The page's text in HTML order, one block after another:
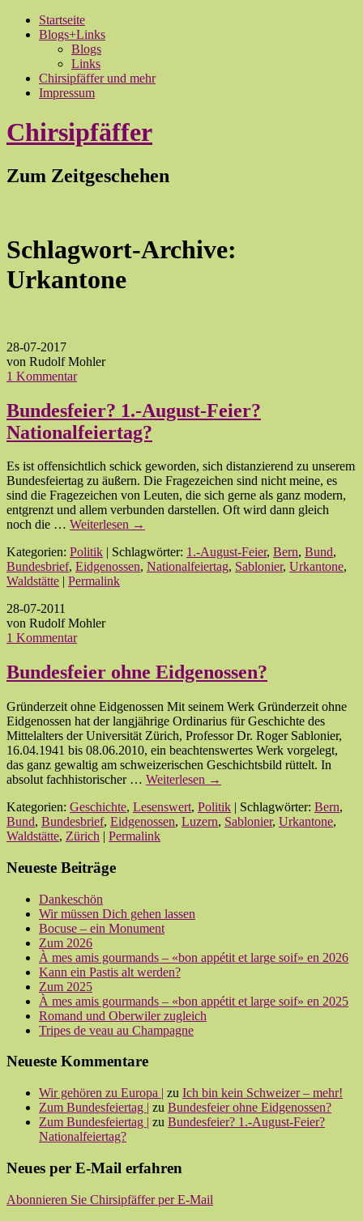
Startseite
Blogs+Links
Blogs
Links
Chirsipfäffer und mehr
Impressum
Chirsipfäffer
Zum Zeitgeschehen
Schlagwort-Archive:
Urkantone
28-07-2017
von Rudolf Mohler
1 Kommentar
Bundesfeier? 1.-August-Feier?
Nationalfeiertag?
Es ist offensichtlich schick geworden, sich distanzierend zu unserem
Bundesfeiertag zu äußern. Die Fragezeichen sind nicht meine, es
sind die Fragezeichen von Leuten, die sich gerne als ganz modern,
entgrenzt und allem verbunden darstellen. Oft wird dann gleich
noch die … Weiterlesen →
Kategorien: Politik | Schlagwörter: 1.-August-Feier, Bern, Bund,
Bundesbrief, Eidgenossen, Nationalfeiertag, Sablonier, Urkantone,
Waldstätte
Permalink
28-07-2011
von Rudolf Mohler
1 Kommentar
Bundesfeier ohne Eidgenossen?
Gründerzeit ohne Eidgenossen Mit seinem Werk Gründerzeit ohne
Eidgenossen hat der langjährige Ordinarius für Geschichte des
Mittelalters der Universität Zürich, Professor Dr. Roger Sablonier,
16.04.1941 bis 08.06.2010, ein beachtenswertes Werk vorgelegt,
das ganz gewaltig am schweizerischen Geschichtsbild rüttelt. In
absolut fachhistorischer … Weiterlesen →
Kategorien: Geschichte, Lesenswert, Politik | Schlagwörter: Bern,
Bund, Bundesbrief, Eidgenossen, Luzern, Sablonier, Urkantone,
Waldstätte, Zürich | Permalink
Neueste Beiträge
Dankeschön
Wir müssen Dich gehen lassen
Bocuse – ein Monument
Zum 2026
À mes amis gourmands – «bon appétit et large soif» en 2026
Kann ein Pastis alt werden?
Zum 2025
À mes amis gourmands – «bon appétit et large soif» en 2025
Romand und Oberwiler zugleich
Tripes de veau au Champagne
Neueste Kommentare
Wir gehören zu Europa | zu Ich bin kein Schweizer – mehr!
Zum Bundesfeiertag | zu Bundesfeier ohne Eidgenossen?
Zum Bundesfeiertag | zu Bundesfeier? 1.-August-Feier?
Nationalfeiertag?
Neues per E-Mail erfahren
Abonnieren Sie Chirsipfäffer per E-Mail